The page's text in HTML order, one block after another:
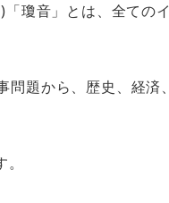
瓊音」とは、全てのイ
題から、歴史、経済、